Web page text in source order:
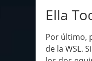
Ella
Por último,
de la WSL.